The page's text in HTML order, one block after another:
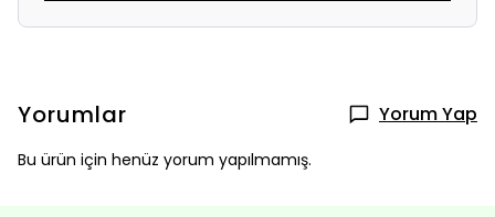
Yorumlar Yorum Yap
Bu ürün için henüz yorum yapılmamış.